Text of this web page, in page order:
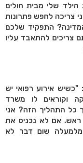
שלי מבית חולים
צריכה לחפש פתרונות
התפקיד שלכם
צריכים להתאבד עליו
אירוע רפואי יש
וקוראים לו משרד
כל התהליך הזה? אני
אם לא נכניס את
שום דבר לא